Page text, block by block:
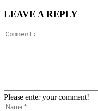
LEAVE A REPLY
Please enter your comment!